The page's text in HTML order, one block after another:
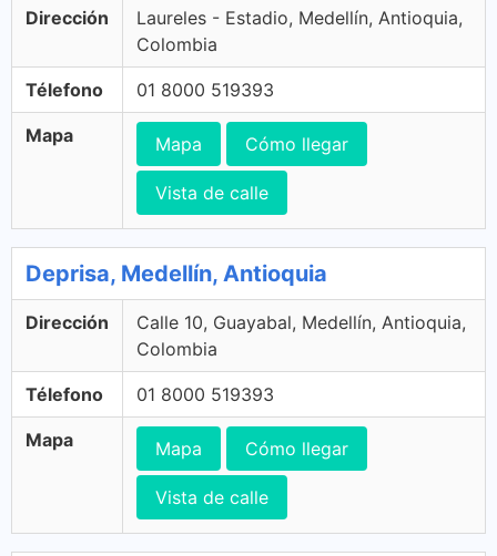
Dirección
Laureles - Estadio, Medellín, Antioquia,
Colombia
Télefono 01 8000 519393
Mapa Mapa Cómo llegar
Vista de calle
Deprisa, Medellín, Antioquia
Dirección
Calle 10, Guayabal, Medellín, Antioquia,
Colombia
Télefono 01 8000 519393
Mapa Mapa Cómo llegar
Vista de calle